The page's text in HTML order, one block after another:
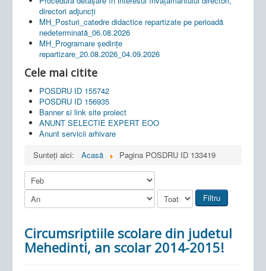
directori adjuncți
MH_Posturi_catedre didactice repartizate pe perioadă
nedeterminată_06.08.2026
MH_Programare ședințe
repartizare_20.08.2026_04.09.2026
Cele mai citite
POSDRU ID 155742
POSDRU ID 156935
Banner si link site proiect
ANUNT SELECTIE EXPERT EOO
Anunt servicii arhivare
Sunteți aici:
Acasă Pagina POSDRU ID 133419
Filtru
Circumsriptiile scolare din judetul
Mehedinti, an scolar 2014-2015!